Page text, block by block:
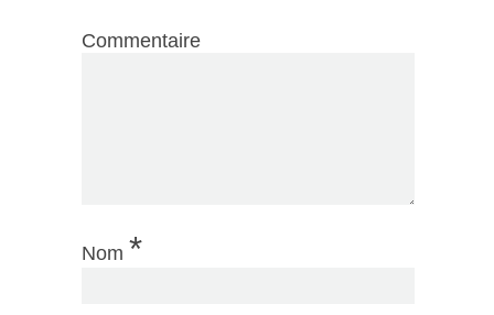
Commentaire
Nom *